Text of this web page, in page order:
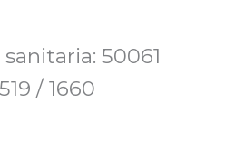
50061
/ 1660